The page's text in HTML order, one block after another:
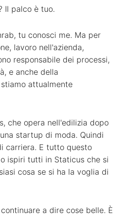
Il palco è tuo.
tu conosci me. Ma per
lavoro nell'azienda,
responsabile dei processi,
e anche della
attualmente
che opera nell'edilizia dopo
startup di moda. Quindi
carriera. E tutto questo
ispiri tutti in Staticus che si
cosa se si ha la voglia di
a dire cose belle. È